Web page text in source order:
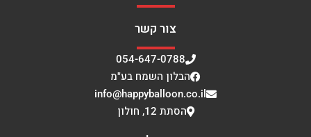
צור קשר
054-647-0788
הבלון השמח בע"מ
info@happyballoon.co.il
הסתת 12, חולון